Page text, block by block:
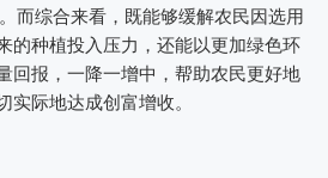
而综合来看，既能够缓解农民因选用
的种植投入压力，还能以更加绿色环
回报，一降一增中，帮助农民更好地
实际地达成创富增收。